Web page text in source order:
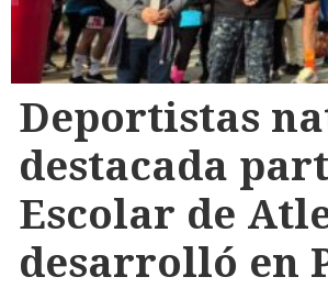
Deportistas
destacada
Escolar de
desarrolló en